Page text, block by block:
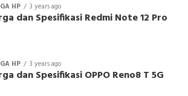
HP 3 years ago
dan Spesifikasi Redmi Note 12 Pro
HP 3 years ago
dan Spesifikasi OPPO Reno8 T 5G